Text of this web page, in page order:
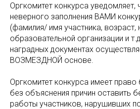
Оргкомитет конкурса уведомляет,
неверного заполнения ВАМИ
(фамилия/ имя участника, возраст,
образовательной организации и
наградных документах
ВОЗМЕЗДНОЙ основе.
Оргкомитет конкурса имеет право
без объяснения причин оставить
работы участников, нарушивших